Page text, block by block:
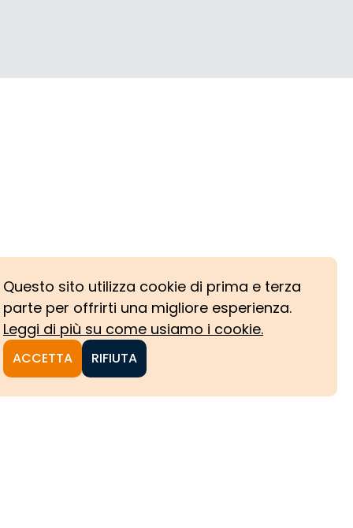
Questo sito utilizza cookie di prima e terza
parte per offrirti una migliore esperienza.
Leggi di più su come usiamo i cookie.
ACCETTA RIFIUTA